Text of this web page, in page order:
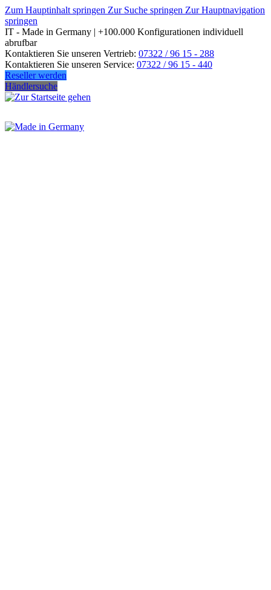
Zum Hauptinhalt springen Zur Suche springen Zur Hauptnavigation
springen
IT - Made in Germany | +100.000 Konfigurationen individuell
abrufbar
Kontaktieren Sie unseren Vertrieb: 07322 / 96 15 - 288
Kontaktieren Sie unseren Service: 07322 / 96 15 - 440
Reseller werden
Händlersuche